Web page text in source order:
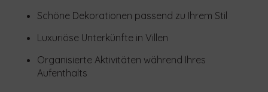
Schöne Dekorationen passend zu Ihrem Stil
Luxuriöse Unterkünfte in Villen
Organisierte Aktivitäten während Ihres
Aufenthalts